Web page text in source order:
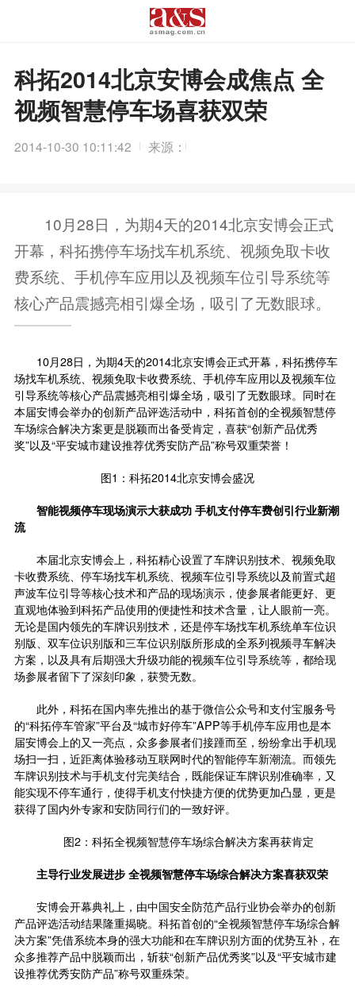
科拓2014北京安博会成焦点 全
视频智慧停车场喜获双荣
2014-10-30 10:11:42 来源：
10月28日，为期4天的2014北京安博会正式
开幕，科拓携停车场找车机系统、视频免取卡收
费系统、手机停车应用以及视频车位引导系统等
核心产品震撼亮相引爆全场，吸引了无数眼球。
10月28日，为期4天的2014北京安博会正式开幕，科拓携停车
场找车机系统、视频免取卡收费系统、手机停车应用以及视频车位
引导系统等核心产品震撼亮相引爆全场，吸引了无数眼球。同时在
本届安博会举办的创新产品评选活动中，科拓首创的全视频智慧停
车场综合解决方案更是脱颖而出备受肯定，喜获“创新产品优秀
奖”以及“平安城市建设推荐优秀安防产品”称号双重荣誉！
图1：科拓2014北京安博会盛况
智能视频停车现场演示大获成功 手机支付停车费创引行业新潮
流
本届北京安博会上，科拓精心设置了车牌识别技术、视频免取
卡收费系统、停车场找车机系统、视频车位引导系统以及前置式超
声波车位引导等核心技术和产品的现场演示，使参展者能更好、更
直观地体验到科拓产品使用的便捷性和技术含量，让人眼前一亮。
无论是国内领先的车牌识别技术，还是停车场找车机系统单车位识
别版、双车位识别版和三车位识别版所形成的全系列视频寻车解决
方案，以及具有后期强大升级功能的视频车位引导系统等，都给现
场参展者留下了深刻印象，获赞无数。
此外，科拓在国内率先推出的基于微信公众号和支付宝服务号
的“科拓停车管家”平台及“城市好停车”APP等手机停车应用也是本
届安博会上的又一亮点，众多参展者们接踵而至，纷纷拿出手机现
场扫一扫，近距离体验移动互联网时代的智能停车新潮流。而领先
车牌识别技术与手机支付完美结合，既能保证车牌识别准确率，又
能实现不停车通行，使得手机支付快捷方便的优势更加凸显，更是
获得了国内外专家和安防同行们的一致好评。
图2：科拓全视频智慧停车场综合解决方案再获肯定
主导行业发展进步 全视频智慧停车场综合解决方案喜获双荣
安博会开幕典礼上，由中国安全防范产品行业协会举办的创新
产品评选活动结果隆重揭晓。科拓首创的“全视频智慧停车场综合解
决方案”凭借系统本身的强大功能和在车牌识别方面的优势互补，在
众多推荐产品中脱颖而出，斩获“创新产品优秀奖”以及“平安城市建
设推荐优秀安防产品”称号双重殊荣。